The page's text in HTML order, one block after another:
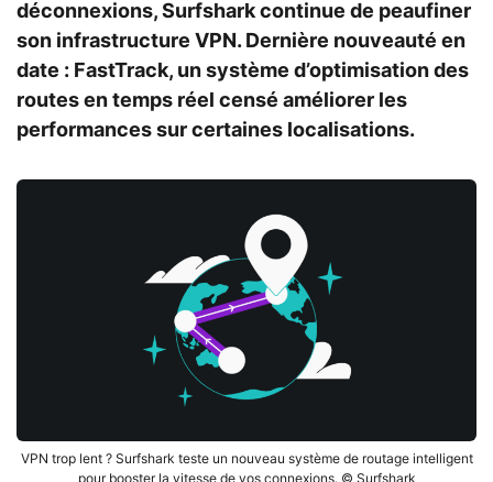
déconnexions, Surfshark continue de peaufiner
son infrastructure VPN. Dernière nouveauté en
date : FastTrack, un système d’optimisation des
routes en temps réel censé améliorer les
performances sur certaines localisations.
VPN trop lent ? Surfshark teste un nouveau système de routage intelligent
pour booster la vitesse de vos connexions. © Surfshark